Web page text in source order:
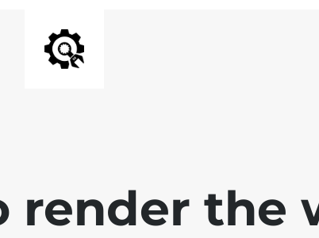
render the